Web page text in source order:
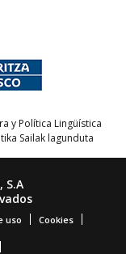
y Política Lingüística
Sailak lagunduta
uso Cookies